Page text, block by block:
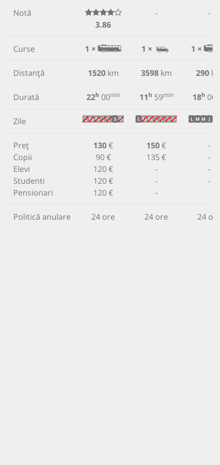
Notă
3.86
- -
Curse 1 × 1 × 1 ×
Distanță 1520km 3598km 290
Durată 22h 00min 11h 59min 18h 00
Zile L M M J V S D L M M J V S D L M M J
Preț
Copii
Elevi
Studenti
Pensionari
130€
90 €
120 €
120 €
120 €
150€
135 €
-
-
-
-
-
-
-
Politică anulare 24 ore 24 ore 24